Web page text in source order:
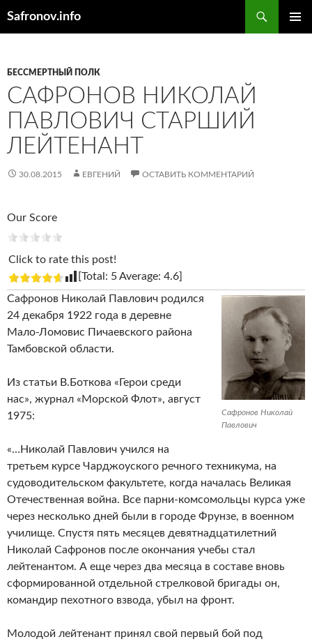
Safronov.info
БЕССМЕРТНЫЙ ПОЛК
САФРОНОВ НИКОЛАЙ
ПАВЛОВИЧ СТАРШИЙ
ЛЕЙТЕНАНТ
30.08.2015 ЕВГЕНИЙ ОСТАВИТЬ КОММЕНТАРИЙ
Our Score
Click to rate this post!
[Total: 5Average: 4.6]
Сафронов Николай
Павлович
Сафронов Николай Павлович родился
24 декабря 1922 года в деревне
Мало-Ломовис Пичаевского района
Тамбовской области.
Из статьи В.Боткова «Герои среди
нас», журнал «Морской Флот», август
1975:
«…Николай Павлович учился на
третьем курсе Чарджоуского речного техникума, на
судоводительском факультете, когда началась Великая
Отечественная война. Все парни-комсомольцы курса уже
через несколько дней были в городе Фрунзе, в военном
училище. Спустя пять месяцев девятнадцатилетний
Николай Сафронов после окончания учебы стал
лейтенантом. А еще через два месяца в составе вновь
сформированной отдельной стрелковой бригады он,
командир пехотногo взвода, убыл на фронт.
Молодой лейтенант принял свой первый бой под